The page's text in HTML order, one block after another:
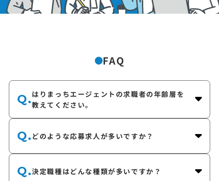
FAQ
Q.はりまっちエージェントの求職者の年齢層を
教えてください。
Q. どのような応募求人が多いですか？
Q.決定職種はどんな種類が多いですか？